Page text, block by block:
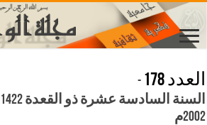
العدد 178
-
2002م